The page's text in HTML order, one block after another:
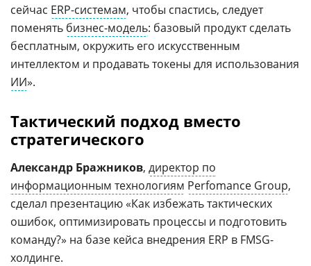
сейчас ERP-системам, чтобы спастись, следует
поменять бизнес-модель: базовый продукт сделать
бесплатным, окружить его искусственным
интеллектом и продавать токены для использования
ИИ».
Тактический подход вместо
стратегического
Александр Бражников, директор по
информационным технологиям Perfomance Group,
сделал презентацию «Как избежать тактических
ошибок, оптимизировать процессы и подготовить
команду?» на базе кейса внедрения ERP в FMSG-
холдинге.